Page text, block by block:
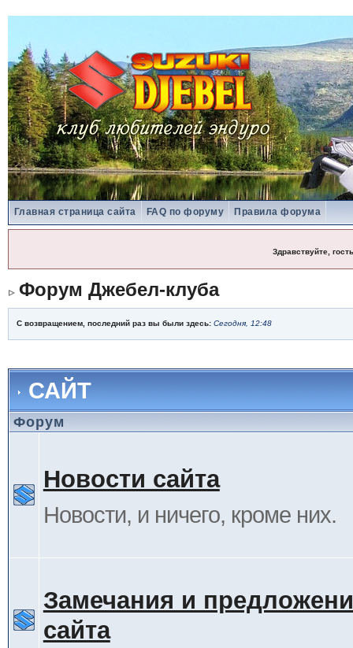
Главная страница сайта FAQ по форуму Правила форума
Здравствуйте, гость
Форум Джебел-клуба
С возвращением, последний раз вы были здесь: Сегодня, 12:48
САЙТ
Форум
Новости сайта
Новости, и ничего, кроме них.
Замечания и
сайта